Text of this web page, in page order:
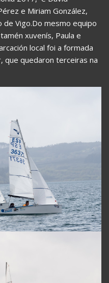
e Miriam González,
de Vigo.Do mesmo equipo
xuvenís, Paula e
local foi a formada
quedaron terceiras na